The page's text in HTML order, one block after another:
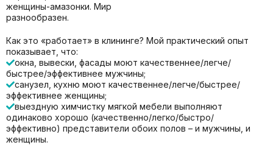
женщины-амазонки. Мир
разнообразен.
Как это «работает» в клининге? Мой практический опыт
показывает, что:
окна, вывески, фасады моют качественнее/легче/
быстрее/эффективнее мужчины;
санузел, кухню моют качественнее/легче/быстрее/
эффективнее женщины;
выездную химчистку мягкой мебели выполняют
одинаково хорошо (качественно/легко/быстро/
эффективно) представители обоих полов – и мужчины, и
женщины.